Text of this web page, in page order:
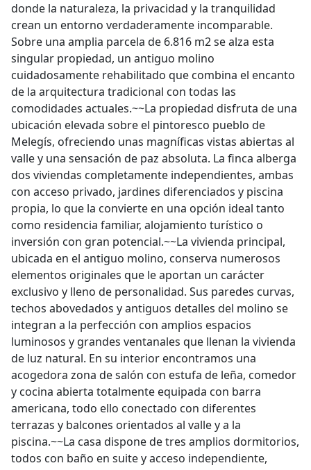
donde la naturaleza, la privacidad y la tranquilidad
crean un entorno verdaderamente incomparable.
Sobre una amplia parcela de 6.816 m2 se alza esta
singular propiedad, un antiguo molino
cuidadosamente rehabilitado que combina el encanto
de la arquitectura tradicional con todas las
comodidades actuales.~~La propiedad disfruta de una
ubicación elevada sobre el pintoresco pueblo de
Melegís, ofreciendo unas magníficas vistas abiertas al
valle y una sensación de paz absoluta. La finca alberga
dos viviendas completamente independientes, ambas
con acceso privado, jardines diferenciados y piscina
propia, lo que la convierte en una opción ideal tanto
como residencia familiar, alojamiento turístico o
inversión con gran potencial.~~La vivienda principal,
ubicada en el antiguo molino, conserva numerosos
elementos originales que le aportan un carácter
exclusivo y lleno de personalidad. Sus paredes curvas,
techos abovedados y antiguos detalles del molino se
integran a la perfección con amplios espacios
luminosos y grandes ventanales que llenan la vivienda
de luz natural. En su interior encontramos una
acogedora zona de salón con estufa de leña, comedor
y cocina abierta totalmente equipada con barra
americana, todo ello conectado con diferentes
terrazas y balcones orientados al valle y a la
piscina.~~La casa dispone de tres amplios dormitorios,
todos con baño en suite y acceso independiente,